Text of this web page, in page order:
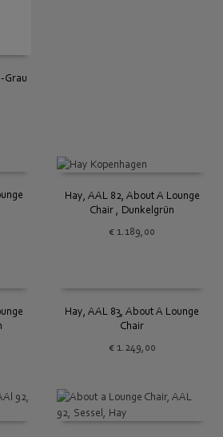
Grau
Hay, AAL 82, About A Lounge
Chair , Dunkelgrün
€ 1.189,00
Hay, AAL 83, About A Lounge
Chair
€1.249,00